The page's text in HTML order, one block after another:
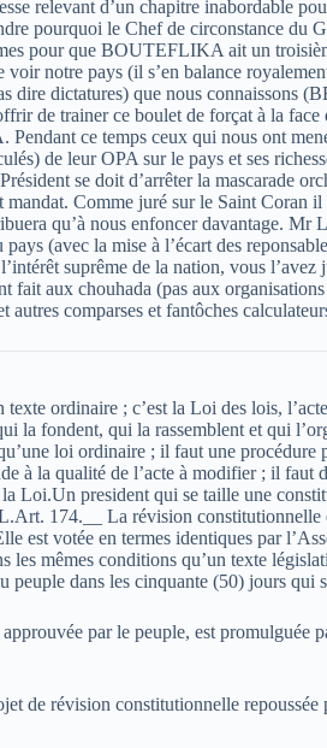
relevant d’un chapitre inabordable
pourquoi le Chef de circonstance du
pour que BOUTEFLIKA ait un
voir notre pays (il s’en balance
dire dictatures) que nous
de trainer ce boulet de forçat à la face
ce temps ceux qui nous ont
de leur OPA sur le pays et ses
se doit d’arrêter la mascarade
mandat. Comme juré sur le Saint Coran
qu’à nous enfoncer davantage. Mr
(avec la mise à l’écart des
suprême de la nation, vous
fait aux chouhada (pas aux organisations
comparses et fantôches
texte ordinaire ; c’est la Loi des lois,
la fondent, qui la rassemblent et qui
loi ordinaire ; il faut une procédure
à la qualité de l’acte à modifier ; il faut
Loi.Un president qui se taille une
174.__ La révision constitutionnelle
est votée en termes identiques par
les mêmes conditions qu’un texte
peuple dans les cinquante (50) jours qui
par le peuple, est promulguée
de révision constitutionnelle repoussée